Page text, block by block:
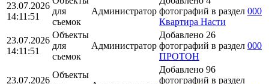
23.07.2026
14:11:51
для
съемок
Администратор фотографий в раздел 000
Квартира Насти
23.07.2026
14:11:51
Объекты
для
съемок
Администратор
Добавлено 26
фотографий в раздел 000
ПРОТОН
23.07.2026
Объекты
Добавлено 96
фотографий в раздел